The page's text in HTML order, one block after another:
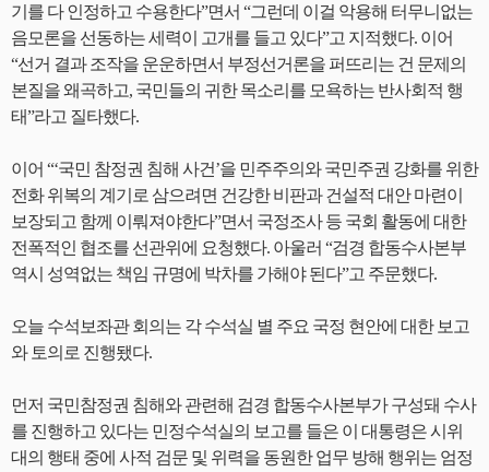
기를 다 인정하고 수용한다”면서 “그런데 이걸 악용해 터무니없는
음모론을 선동하는 세력이 고개를 들고 있다”고 지적했다. 이어
“선거 결과 조작을 운운하면서 부정선거론을 퍼뜨리는 건 문제의
본질을 왜곡하고, 국민들의 귀한 목소리를 모욕하는 반사회적 행
태”라고 질타했다.
이어 “‘국민 참정권 침해 사건’을 민주주의와 국민주권 강화를 위한
전화 위복의 계기로 삼으려면 건강한 비판과 건설적 대안 마련이
보장되고 함께 이뤄져야한다”면서 국정조사 등 국회 활동에 대한
전폭적인 협조를 선관위에 요청했다. 아울러 “검경 합동수사본부
역시 성역없는 책임 규명에 박차를 가해야 된다”고 주문했다.
오늘 수석보좌관 회의는 각 수석실 별 주요 국정 현안에 대한 보고
와 토의로 진행됐다.
먼저 국민참정권 침해와 관련해 검경 합동수사본부가 구성돼 수사
를 진행하고 있다는 민정수석실의 보고를 들은 이 대통령은 시위
대의 행태 중에 사적 검문 및 위력을 동원한 업무 방해 행위는 엄정